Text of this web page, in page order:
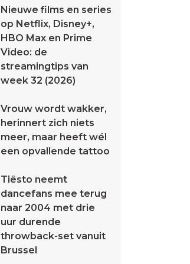
Nieuwe films en series
op Netflix, Disney+,
HBO Max en Prime
Video: de
streamingtips van
week 32 (2026)
Vrouw wordt wakker,
herinnert zich niets
meer, maar heeft wél
een opvallende tattoo
Tiësto neemt
dancefans mee terug
naar 2004 met drie
uur durende
throwback-set vanuit
Brussel